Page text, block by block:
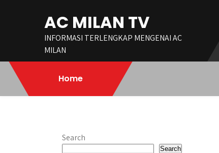
AC MILAN TV
INFORMASI TERLENGKAP MENGENAI AC
MILAN
Home
Search
Search